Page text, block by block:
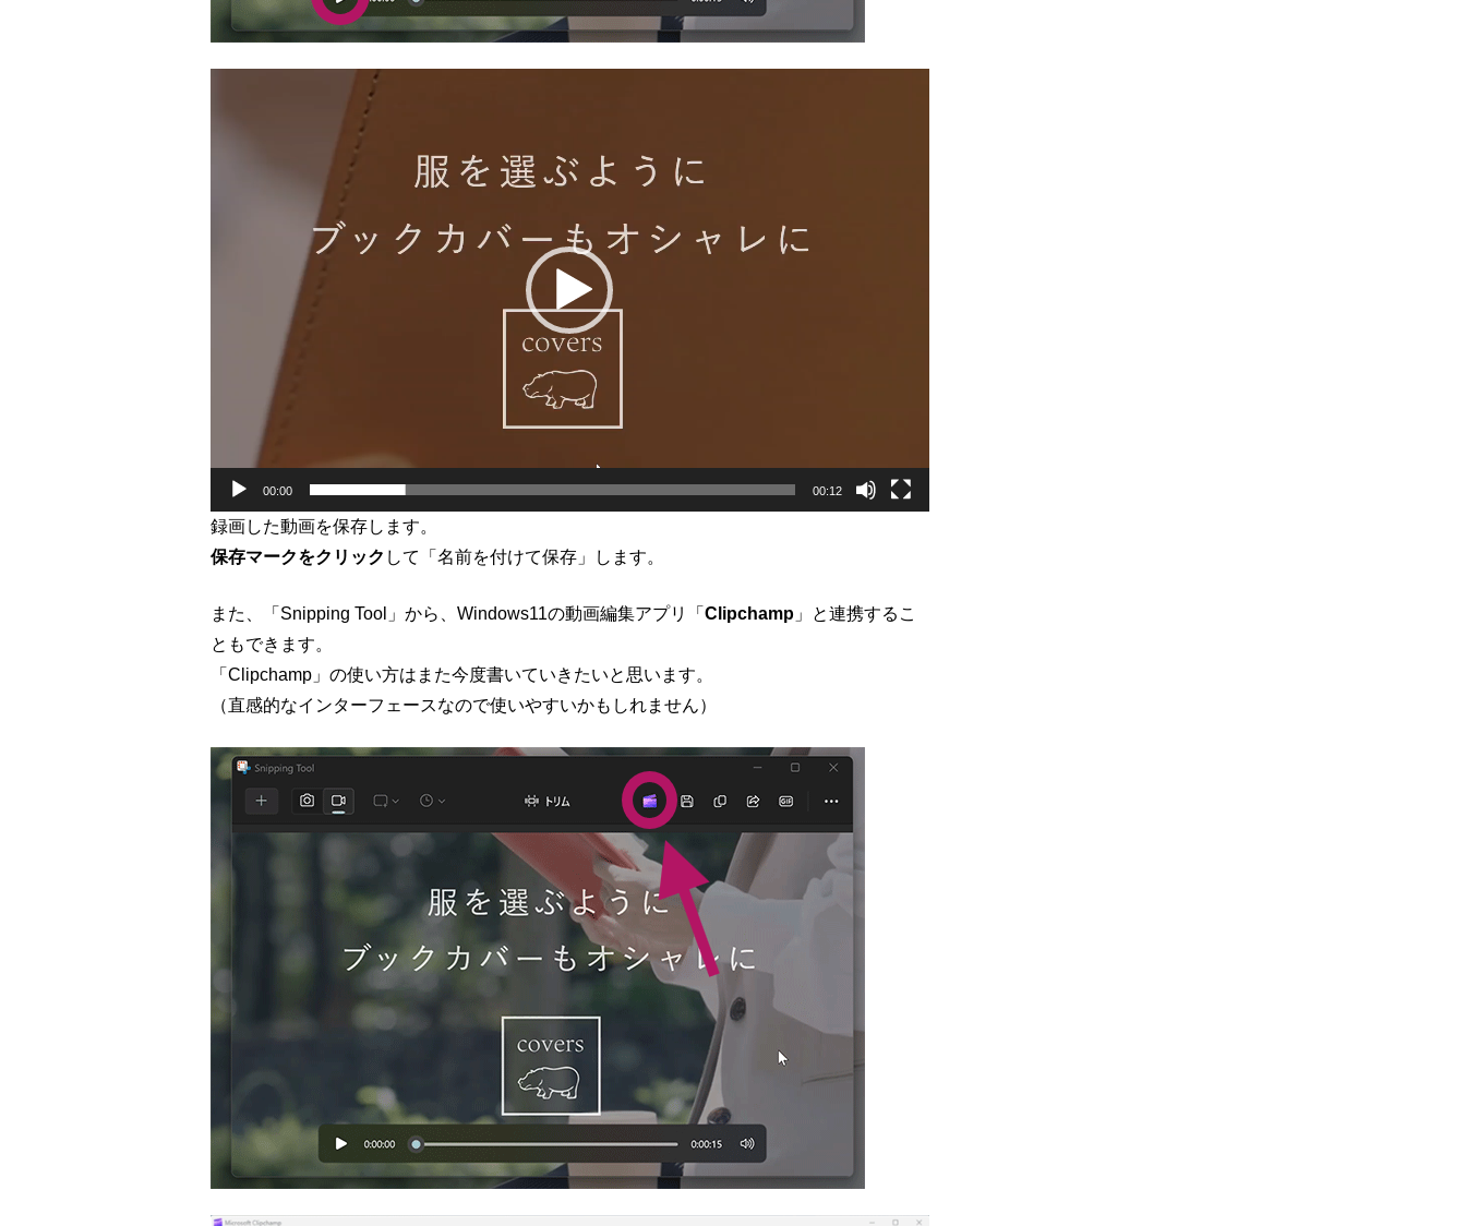
00:00 00:12
録画した動画を保存します。
保存マークをクリック して「名前を付けて保存」します。
また、「Snipping Tool」から、Windows11の動画編集アプリ「 Clipchamp」と連携するこ
ともできます。
「Clipchamp」の使い方はまた今度書いていきたいと思います。
（直感的なインターフェースなので使いやすいかもしれません）